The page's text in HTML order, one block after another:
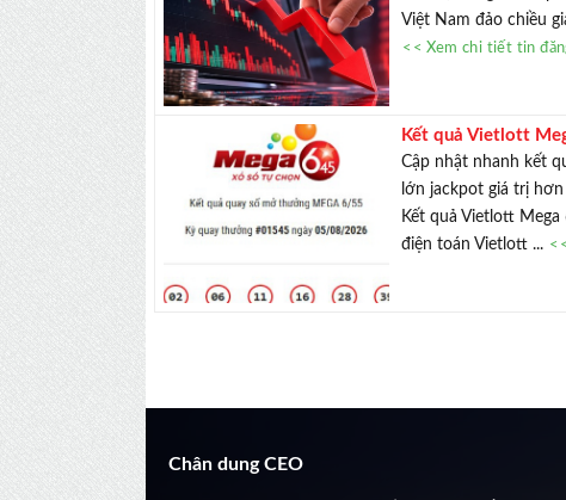
Việt Nam đảo chiều
<< Xem chi tiết tin
Kết quả Vietlott
v&#244; chủ
Cập nhật nhanh kết
lớn jackpot giá trị
Kết quả Vietlott
điện toán Vietlott ...
Chân dung CEO